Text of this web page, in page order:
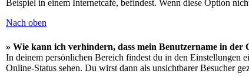
Beispiel in einem Internetcafé, befindest. Wenn diese Option
Nach oben
» Wie kann ich verhindern, dass mein Benutzername in der
In deinem persönlichen Bereich findest du in den Einstellungen
Online-Status sehen. Du wirst dann als unsichtbarer Besucher